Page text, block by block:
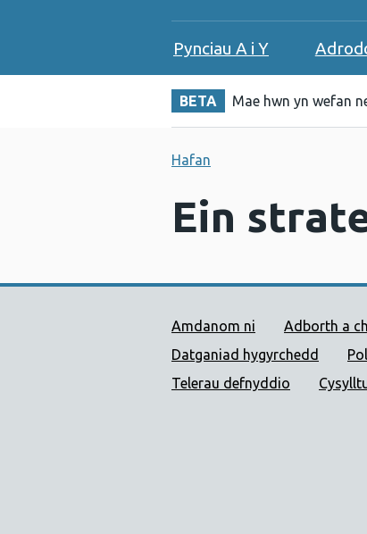
Pynciau A i Y
BETA Mae hwn yn wefan
Hafan
Ein
Dolenni Cymorth
Amdanom ni Adborth a
Datganiad hygyrchedd
Telerau defnyddio